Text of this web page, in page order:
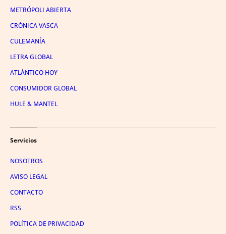
METRÓPOLI ABIERTA
CRÓNICA VASCA
CULEMANÍA
LETRA GLOBAL
ATLÁNTICO HOY
CONSUMIDOR GLOBAL
HULE & MANTEL
Servicios
NOSOTROS
AVISO LEGAL
CONTACTO
RSS
POLÍTICA DE PRIVACIDAD